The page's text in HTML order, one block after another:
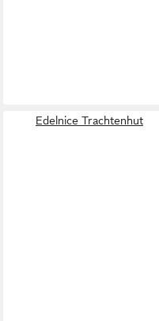
Edelnice Trachtenhut